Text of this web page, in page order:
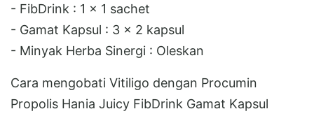
- FibDrink : 1 x 1 sachet
- Gamat Kapsul : 3 x 2 kapsul
- Minyak Herba Sinergi : Oleskan
Cara mengobati Vitiligo dengan Procumin
Propolis Hania Juicy FibDrink Gamat Kapsul